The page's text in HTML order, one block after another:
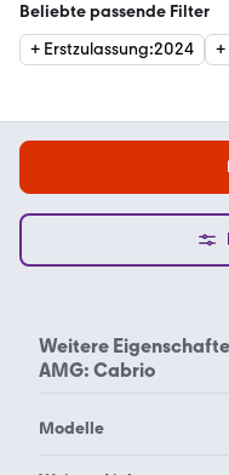
Beliebte passende Filter
+ Erstzulassung:2024 +
Weitere
AMG: Cabrio
Modelle